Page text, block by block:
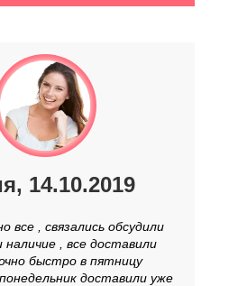
14.10.2019
все , связались обсудили
наличие , все доставили
быстро в пятницу
доставили уже